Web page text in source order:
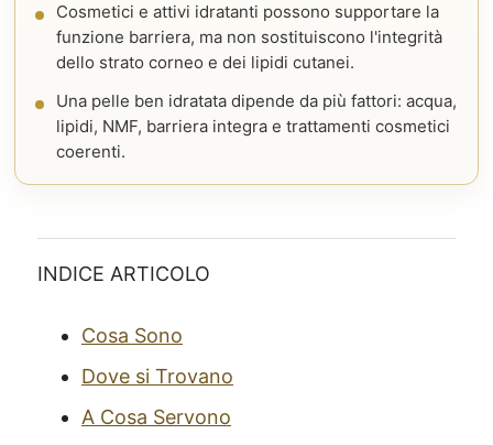
Cosmetici e attivi idratanti possono supportare la
funzione barriera, ma non sostituiscono l'integrità
dello strato corneo e dei lipidi cutanei.
Una pelle ben idratata dipende da più fattori: acqua,
lipidi, NMF, barriera integra e trattamenti cosmetici
coerenti.
INDICE ARTICOLO
Cosa Sono
Dove si Trovano
A Cosa Servono